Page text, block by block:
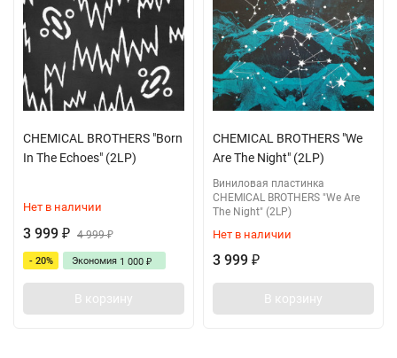
CHEMICAL BROTHERS "Born
In The Echoes" (2LP)
Нет в наличии
3 999 ₽ 4 999₽
- 20% Экономия 1 000 ₽
В корзину
CHEMICAL BROTHERS "We
Are The Night" (2LP)
Виниловая пластинка
CHEMICAL BROTHERS "We Are
The Night" (2LP)
Нет в наличии
3 999 ₽
В корзину